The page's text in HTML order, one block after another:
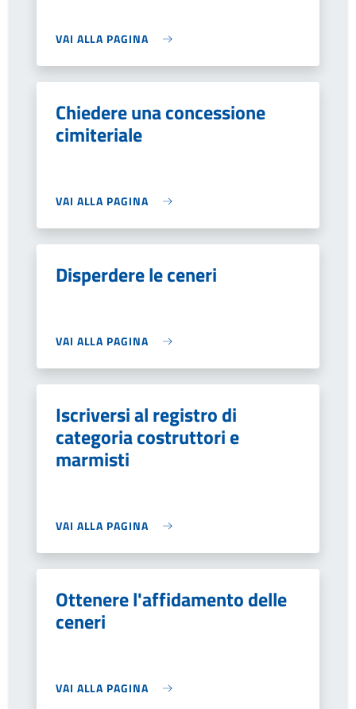
VAI ALLA PAGINA
Chiedere una concessione
cimiteriale
VAI ALLA PAGINA
Disperdere le ceneri
VAI ALLA PAGINA
Iscriversi al registro di
categoria costruttori e
marmisti
VAI ALLA PAGINA
Ottenere l'affidamento delle
ceneri
VAI ALLA PAGINA